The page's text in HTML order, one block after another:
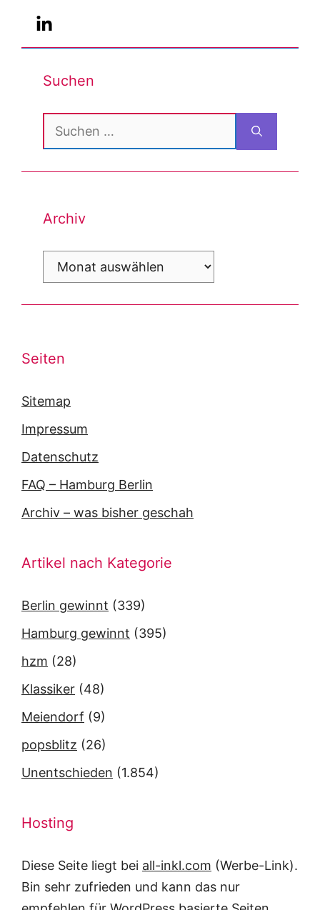
Suchen
Suchen
Archiv
Archiv
Seiten
Sitemap
Impressum
Datenschutz
FAQ – Hamburg Berlin
Archiv – was bisher geschah
Artikel nach Kategorie
Berlin gewinnt (339)
Hamburg gewinnt (395)
hzm (28)
Klassiker (48)
Meiendorf (9)
popsblitz (26)
Unentschieden (1.854)
Hosting
Diese Seite liegt bei all-inkl.com (Werbe-Link).
Bin sehr zufrieden und kann das nur